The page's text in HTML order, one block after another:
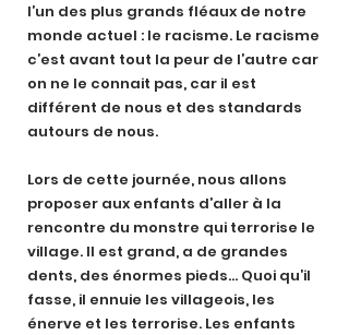
l’un des plus grands fléaux de notre
monde actuel : le racisme. Le racisme
c’est avant tout la peur de l’autre car
on ne le connait pas, car il est
différent de nous et des standards
autours de nous.
Lors de cette journée, nous allons
proposer aux enfants d’aller à la
rencontre du monstre qui terrorise le
village. Il est grand, a de grandes
dents, des énormes pieds… Quoi qu’il
fasse, il ennuie les villageois, les
énerve et les terrorise. Les enfants